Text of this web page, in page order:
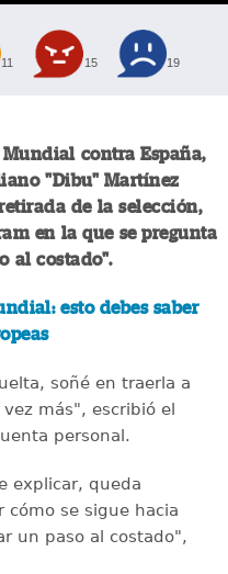
11 15 19
contra España,
"Dibu" Martínez
de la selección,
en la que se pregunta
al costado".
esto debes saber
soñé en traerla a
más", escribió el
personal.
explicar, queda
cómo se sigue hacia
un paso al costado",